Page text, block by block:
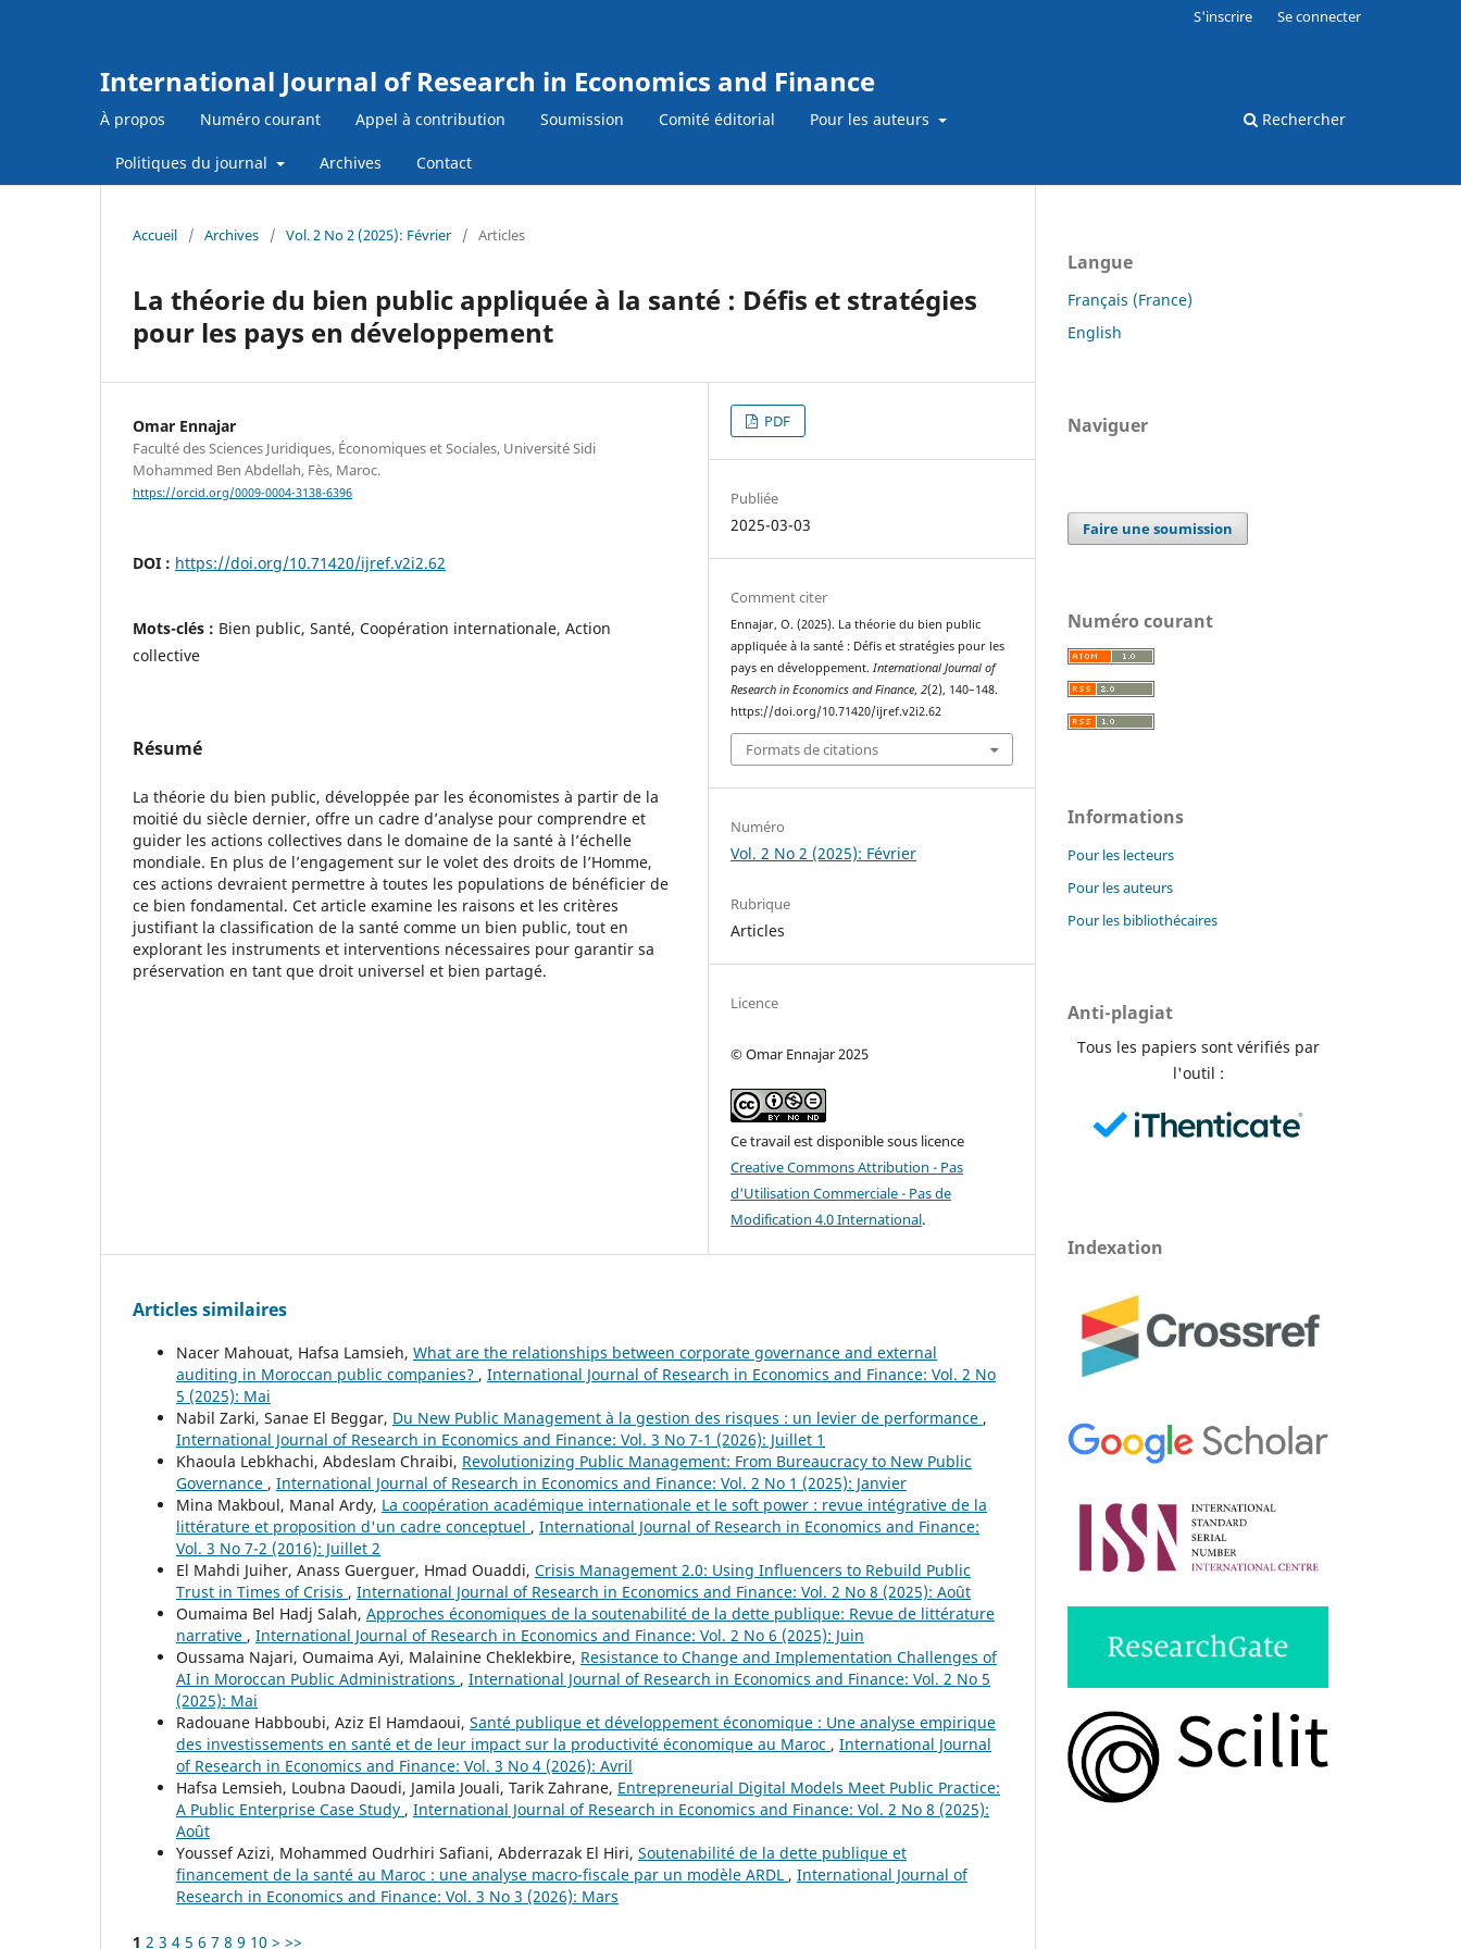
International Journal of Research in Economics and Finance
À propos Numéro courant Appel à contribution Soumission Comité éditorial Pour les auteurs
Politiques du journal Archives Contact
Rechercher
S'inscrire Se connecter
Accueil / Archives / Vol. 2 No 2 (2025): Février / Articles
La théorie du bien public appliquée à la santé : Défis et stratégies
pour les pays en développement
Omar Ennajar
Faculté des Sciences Juridiques, Économiques et Sociales, Université Sidi
Mohammed Ben Abdellah, Fès, Maroc.
https://orcid.org/0009-0004-3138-6396
DOI : https://doi.org/10.71420/ijref.v2i2.62
Mots-clés : Bien public, Santé, Coopération internationale, Action
collective
Résumé
La théorie du bien public, développée par les économistes à partir de la
moitié du siècle dernier, offre un cadre d’analyse pour comprendre et
guider les actions collectives dans le domaine de la santé à l’échelle
mondiale. En plus de l’engagement sur le volet des droits de l’Homme,
ces actions devraient permettre à toutes les populations de bénéficier de
ce bien fondamental. Cet article examine les raisons et les critères
justifiant la classification de la santé comme un bien public, tout en
explorant les instruments et interventions nécessaires pour garantir sa
préservation en tant que droit universel et bien partagé.
PDF
Publiée
2025-03-03
Comment citer
Ennajar, O. (2025). La théorie du bien public
appliquée à la santé : Défis et stratégies pour les
pays en développement.International Journal of
Research in Economics and Finance,2(2), 140–148.
https://doi.org/10.71420/ijref.v2i2.62
Formats de citations
Numéro
Vol. 2 No 2 (2025): Février
Rubrique
Articles
Licence
© Omar Ennajar 2025
Ce travail est disponible sous licence
Creative Commons Attribution - Pas
d'Utilisation Commerciale - Pas de
Modification 4.0 International.
Articles similaires
Nacer Mahouat, Hafsa Lamsieh, What are the relationships between corporate governance and external
auditing in Moroccan public companies? , International Journal of Research in Economics and Finance: Vol. 2 No
5 (2025): Mai
Nabil Zarki, Sanae El Beggar, Du New Public Management à la gestion des risques : un levier de performance ,
International Journal of Research in Economics and Finance: Vol. 3 No 7-1 (2026): Juillet 1
Khaoula Lebkhachi, Abdeslam Chraibi, Revolutionizing Public Management: From Bureaucracy to New Public
Governance , International Journal of Research in Economics and Finance: Vol. 2 No 1 (2025): Janvier
Mina Makboul, Manal Ardy, La coopération académique internationale et le soft power : revue intégrative de la
littérature et proposition d'un cadre conceptuel , International Journal of Research in Economics and Finance:
Vol. 3 No 7-2 (2016): Juillet 2
El Mahdi Juiher, Anass Guerguer, Hmad Ouaddi, Crisis Management 2.0: Using Influencers to Rebuild Public
Trust in Times of Crisis , International Journal of Research in Economics and Finance: Vol. 2 No 8 (2025): Août
Oumaima Bel Hadj Salah, Approches économiques de la soutenabilité de la dette publique: Revue de littérature
narrative , International Journal of Research in Economics and Finance: Vol. 2 No 6 (2025): Juin
Oussama Najari, Oumaima Ayi, Malainine Cheklekbire, Resistance to Change and Implementation Challenges of
AI in Moroccan Public Administrations , International Journal of Research in Economics and Finance: Vol. 2 No 5
(2025): Mai
Radouane Habboubi, Aziz El Hamdaoui, Santé publique et développement économique : Une analyse empirique
des investissements en santé et de leur impact sur la productivité économique au Maroc , International Journal
of Research in Economics and Finance: Vol. 3 No 4 (2026): Avril
Hafsa Lemsieh, Loubna Daoudi, Jamila Jouali, Tarik Zahrane, Entrepreneurial Digital Models Meet Public Practice:
A Public Enterprise Case Study , International Journal of Research in Economics and Finance: Vol. 2 No 8 (2025):
Août
Youssef Azizi, Mohammed Oudrhiri Safiani, Abderrazak El Hiri, Soutenabilité de la dette publique et
financement de la santé au Maroc : une analyse macro-fiscale par un modèle ARDL , International Journal of
Research in Economics and Finance: Vol. 3 No 3 (2026): Mars
1 2 3 4 5 6 7 8 9 10 > >>
Langue
Français (France)
English
Naviguer
Faire une soumission
Numéro courant
Informations
Pour les lecteurs
Pour les auteurs
Pour les bibliothécaires
Anti-plagiat
Tous les papiers sont vérifiés par
l'outil :
Indexation